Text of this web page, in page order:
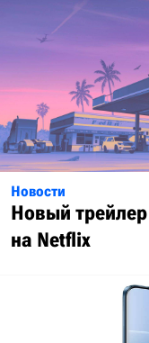
Новости
Новый трейлер
на Netflix